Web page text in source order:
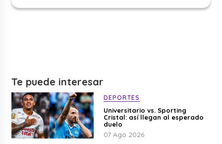
Te puede interesar
DEPORTES
Universitario vs. Sporting
Cristal: así llegan al esperado
duelo
07 Ago 2026